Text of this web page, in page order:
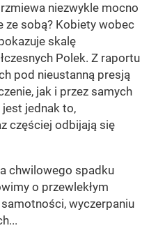
niezwykle mocno
ze sobą? Kobiety wobec
skalę
Polek. Z raportu
pod nieustanną presją
jak i przez samych
jednak to,
częściej odbijają się
chwilowego spadku
o przewlekłym
wyczerpaniu